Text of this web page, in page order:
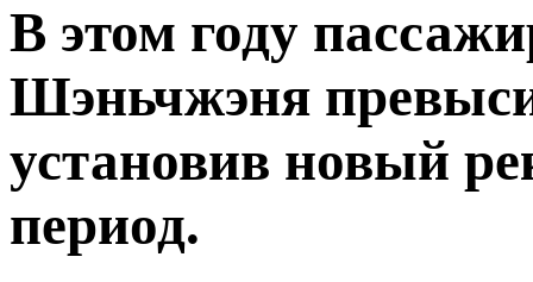
В этом году
Шэньчжэня
установив новый
период.